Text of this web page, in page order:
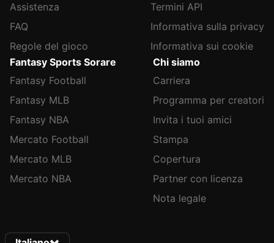
Assistenza
FAQ
Regole del gioco
Termini API
Informativa sulla privacy
Informativa sui cookie
Fantasy Sports Sorare
Fantasy Football
Fantasy MLB
Fantasy NBA
Mercato Football
Mercato MLB
Mercato NBA
Chi siamo
Carriera
Programma per creatori
Invita i tuoi amici
Stampa
Copertura
Partner con licenza
Nota legale